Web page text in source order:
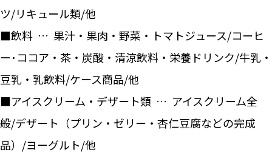
ツ/リキュール類/他
■飲料 … 果汁・果肉・野菜・トマトジュース/コーヒ
ー･ココア・茶・炭酸・清涼飲料・栄養ドリンク/牛乳・
豆乳・乳飲料/ケース商品/他
■アイスクリーム・デザート類 … アイスクリーム全
般/デザート（プリン・ゼリー・杏仁豆腐などの完成
品）/ヨーグルト/他